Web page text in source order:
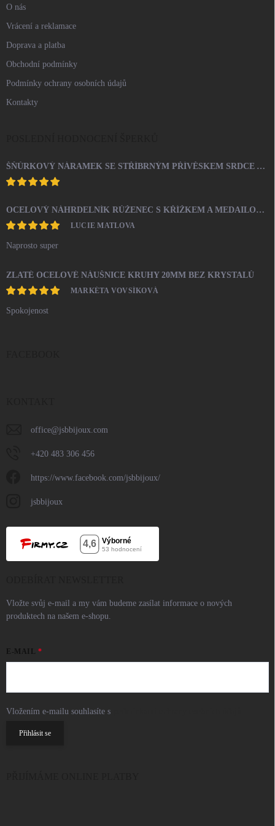
O nás
Vrácení a reklamace
Doprava a platba
Obchodní podmínky
Podmínky ochrany osobních údajů
Kontakty
ŠŇŮRKOVÝ NÁRAMEK SE STŘÍBRNÝM PŘÍVĚSKEM SRDCE A KRYSTALY SWAROVSKI CRYSTAL (STŘÍBRO 925/1000)
OCELOVÝ NÁHRDELNÍK RŮŽENEC S KŘÍŽKEM A MEDAILONEM
LUCIE MATLOVA
Naprosto super
ZLATÉ OCELOVÉ NÁUŠNICE KRUHY 20MM BEZ KRYSTALŮ
MARKÉTA VOVSÍKOVÁ
Spokojenost
office@jsbbijoux.com
+420 483 306 456
https://www.facebook.com/jsbbijoux/
jsbbijoux
Vložte svůj e-mail a my vám budeme zasílat informace o nových
produktech na našem e-shopu.
E-MAIL
Vložením e-mailu souhlasíte s
Přihlásit se